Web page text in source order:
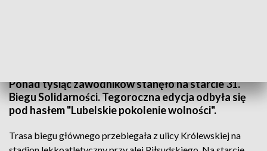
Ponad tysiąc zawodników stanęło na starcie 31.
Biegu Solidarności. Tegoroczna edycja odbyła się
pod hasłem "Lubelskie pokolenie wolności".
Trasa biegu głównego przebiegała z ulicy Królewskiej na